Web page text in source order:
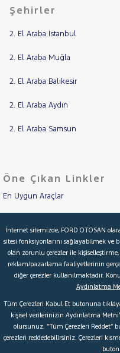
Şehirler
2. El Araba İstanbul
2. El Araba Muğla
2. El Araba Balıkesir
2. El Araba Aydın
2. El Araba Samsun
Öne Çıkan Linkler
En Uygun Araçlar
İkinci El Garanti
Kampanyalar
Kredi Hesaplama & Başvuru
© 2026 Ford Türkiye Ford
İnternet sitemizde, FORD OTOSAN
sitesi fonksiyonlarını sağlayabilmek
olan zorunlu çerezler ile
reklam/pazarlama faaliyetlerinin
diğer çerezler kullanılmaktadır.
Aydınlatma
Tüm Çerezleri Kabul Et butonuna
kişisel verilerinizin Aydınlatma
olursunuz. “Tüm Çerezleri Reddet”
çerezleri reddedebilirsiniz. Çerezleri